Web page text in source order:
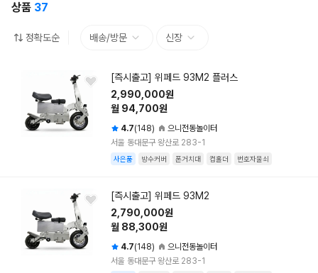
상품 37
정확도순 배송/방문 신장
[즉시출고] 위페드 93M2 플러스
2,990,000원
월 94,700원
4.7(148)
으니전동놀이터
서울 동대문구 왕산로 283-1
사은품 방수커버 폰거치대 컵홀더 번호자물쇠
[즉시출고] 위페드 93M2
2,790,000원
월 88,300원
4.7(148)
으니전동놀이터
서울 동대문구 왕산로 283-1